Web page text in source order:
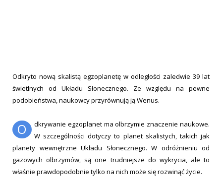
Odkryto nową skalistą egzoplanetę w odległości zaledwie 39 lat
świetlnych od Układu Słonecznego. Ze względu na pewne
podobieństwa, naukowcy przyrównują ją Wenus.
O
dkrywanie egzoplanet ma olbrzymie znaczenie naukowe.
W szczególności dotyczy to planet skalistych, takich jak
planety wewnętrzne Układu Słonecznego. W odróżnieniu od
gazowych olbrzymów, są one trudniejsze do wykrycia, ale to
właśnie prawdopodobnie tylko na nich może się rozwinąć życie.